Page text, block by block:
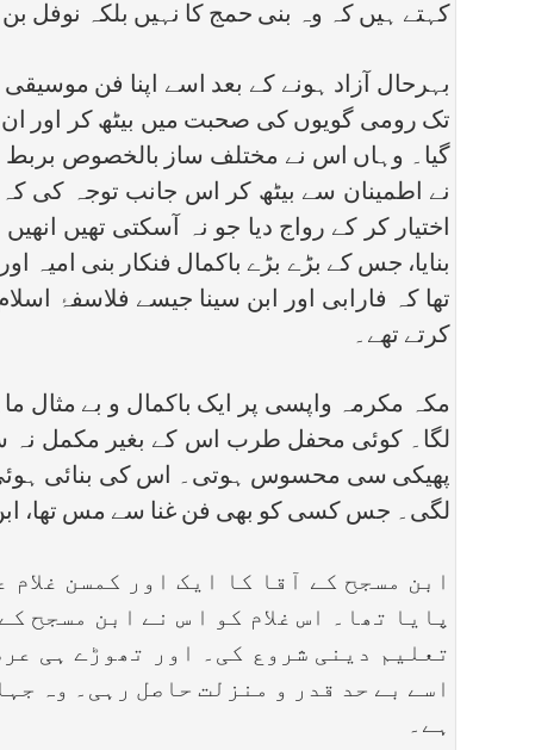
کہتے ہیں کہ وہ بنی حمج کا نہیں بلکہ نوفل
بہرحال آزاد ہونے کے بعد اسے اپنا فن
تک رومی گویوں کی صحبت میں بیٹھ کر اور
گیا۔ وہاں اس نے مختلف ساز بالخصوص بربط
نے اطمینان سے بیٹھ کر اس جانب توجہ کی
اختیار کر کے رواج دیا جو نہ آسکتی تھیں
بنایا، جس کے بڑے بڑے باکمال فنکار بنی
تھا کہ فارابی اور ابن سینا جیسے فلاسفۂ
کرتے تھے۔
مکہ مکرمہ واپسی پر ایک باکمال و بے
لگا۔ کوئی محفل طرب اس کے بغیر مکمل
پھیکی سی محسوس ہوتی۔ اس کی بنائی ہوئی
لگی۔ جس کسی کو بھی فن غنا سے مس تھا،
ابن مسجح کے آقا کا ایک اور کمسن
پایا تھا۔ اس غلام کو ا س نے ابن مسجح
تعلیم دینی شروع کی۔ اور تھوڑے ہی
اسے بے حد قدر و منزلت حاصل رہی۔ وہ
ہے۔